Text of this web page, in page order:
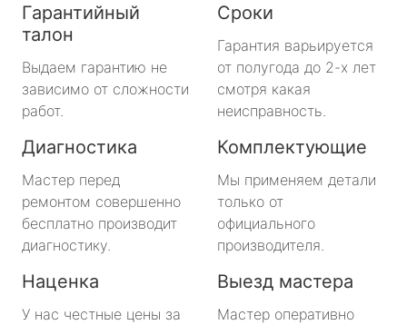
Гарантийный
талон
Выдаем гарантию не
зависимо от сложности
работ.
Сроки
Гарантия варьируется
от полугода до 2-х лет
смотря какая
неисправность.
Диагностика
Мастер перед
ремонтом совершенно
бесплатно производит
диагностику.
Комплектующие
Мы применяем детали
только от
официального
производителя.
Наценка
У нас честные цены за
Выезд мастера
Мастер оперативно